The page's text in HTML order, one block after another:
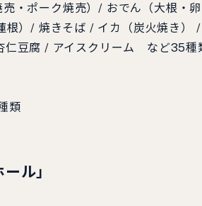
・ポーク焼売）/ おでん（大根・
根）/ 焼きそば / イカ（炭火焼き）
仁豆腐 / アイスクリーム など35種
類
ル」